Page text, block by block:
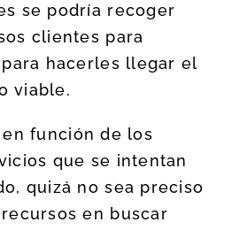
se podría recoger
clientes para
hacerles llegar el
viable.
en función de los
que se intentan
quizá no sea preciso
en buscar